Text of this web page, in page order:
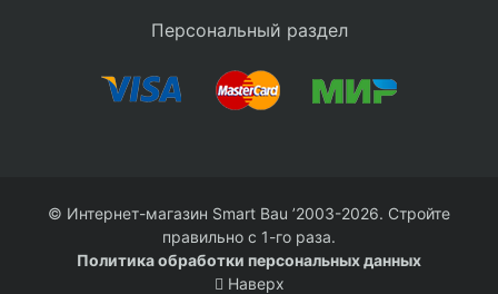
Персональный раздел
© Интернет-магазин Smart Bau ’2003-2026. Стройте
правильно с 1-го раза.
Политика обработки персональных данных
Наверх